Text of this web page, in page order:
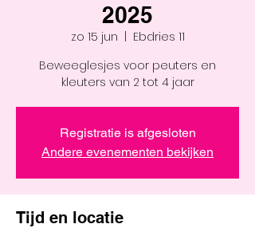
2025
zo 15 jun
Ebdries 11
Beweeglesjes voor peuters en
kleuters van 2 tot 4 jaar
Registratie is afgesloten
Andere evenementen bekijken
Tijd en locatie